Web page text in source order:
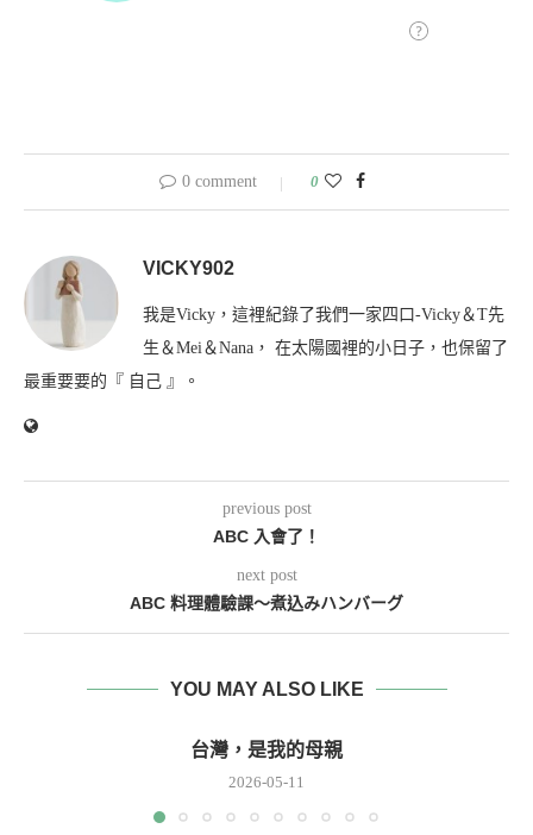
0 comment 0
VICKY902
我是Vicky，這裡紀錄了我們一家四口-Vicky＆T先
生＆Mei＆Nana， 在太陽國裡的小日子，也保留了
最重要要的『 自己 』。
previous post
ABC 入會了！
next post
ABC 料理體驗課～煮込みハンバーグ
YOU MAY ALSO LIKE
台灣，是我的母親
2026-05-11